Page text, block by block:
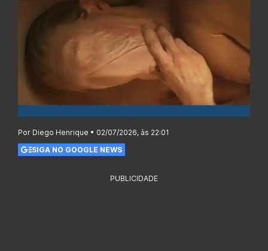
Por Diego Henrique • 02/07/2026, às 22:01
SIGA NO GOOGLE NEWS
PUBLICIDADE